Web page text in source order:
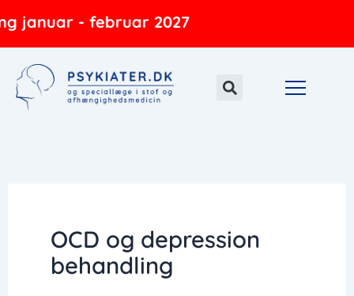
indholdet
januar - februar 2027
OCD og depression
behandling